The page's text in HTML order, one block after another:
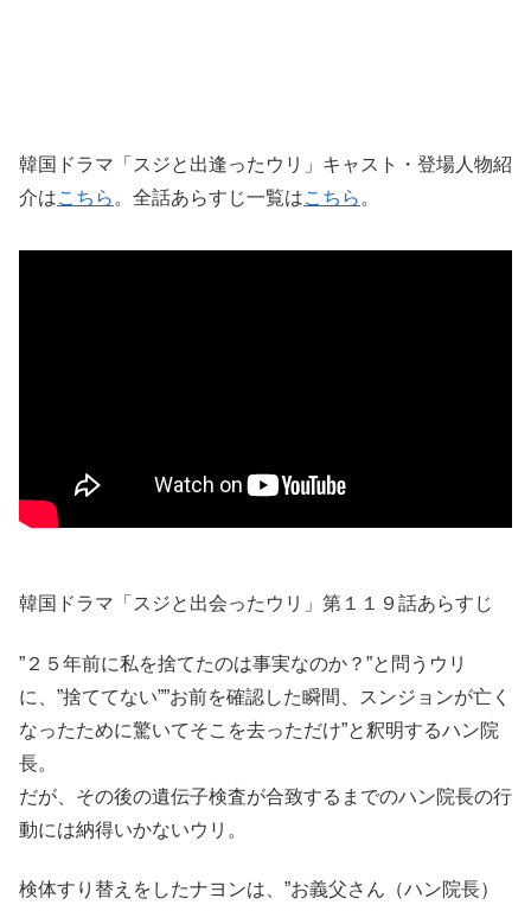
韓国ドラマ「スジと出逢ったウリ」キャスト・登場人物紹
介はこちら 。全話あらすじ一覧はこちら 。
韓国ドラマ「スジと出会ったウリ」第１１９話あらすじ
”２５年前に私を捨てたのは事実なのか？”と問うウリ
に、”捨ててない””お前を確認した瞬間、スンジョンが亡く
なったために驚いてそこを去っただけ”と釈明するハン院
長。
だが、その後の遺伝子検査が合致するまでのハン院長の行
動には納得いかないウリ。
検体すり替えをしたナヨンは、”お義父さん（ハン院長）